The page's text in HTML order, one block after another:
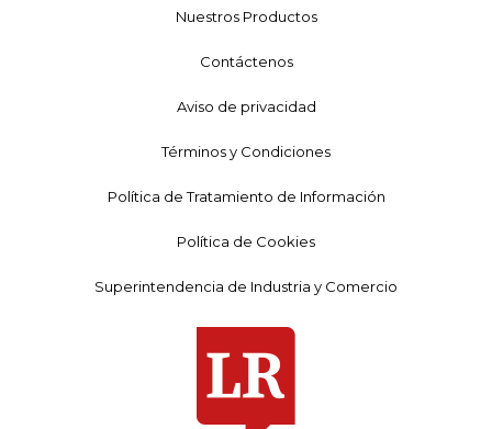
Nuestros Productos
Contáctenos
Aviso de privacidad
Términos y Condiciones
Política de Tratamiento de Información
Política de Cookies
Superintendencia de Industria y Comercio